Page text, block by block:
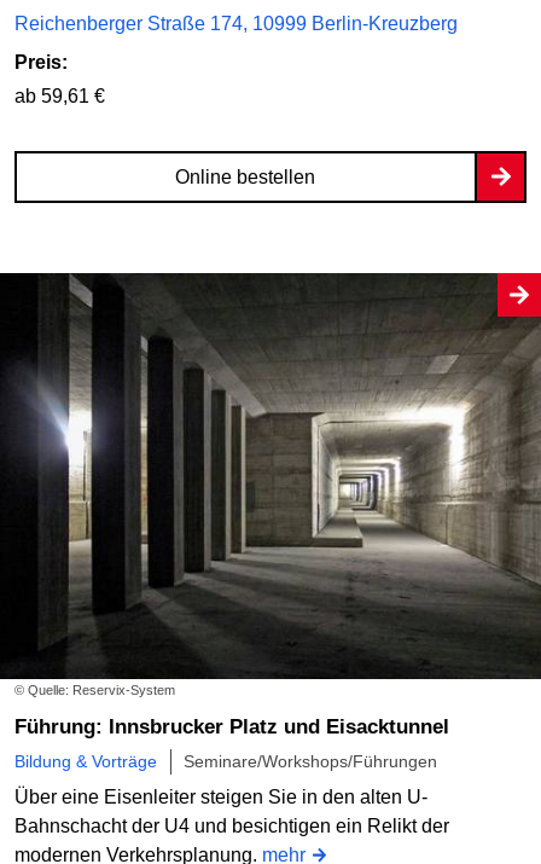
Reichenberger Straße 174, 10999 Berlin-Kreuzberg
Preis:
ab 59,61 €
Online bestellen
© Quelle: Reservix-System
Führung: Innsbrucker Platz und Eisacktunnel
Bildung & Vorträge Seminare/Workshops/Führungen
Über eine Eisenleiter steigen Sie in den alten U-
Bahnschacht der U4 und besichtigen ein Relikt der
modernen Verkehrsplanung. mehr